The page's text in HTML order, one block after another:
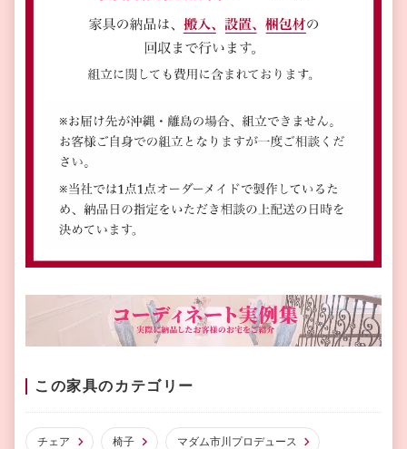
この家具のカテゴリー
チェア 椅子 マダム市川プロデュース